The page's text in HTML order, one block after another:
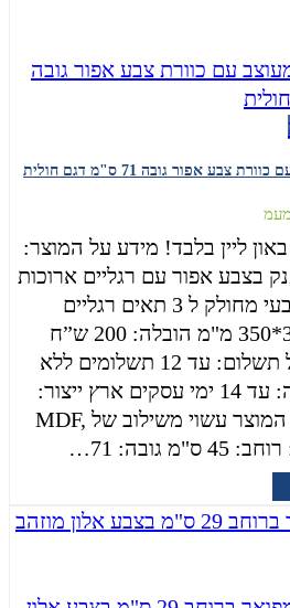
צבע אפור גובה 71 ס"מ דגם חולית
ליין בלבד! מידע על המוצר:
בצבע אפור עם רגליים ארוכות
בצבע אלון טבעי מחולק ל 3 תאים רגליים
עשויים עץ 35*350 מ"מ הובלה: 200 ש”ח
ישולם למוביל תשלום: עד 12 תשלומים ללא
ריבית אספקה: עד 14 ימי עסקים ארץ ייצור:
טאיוון חומר: המוצר עשוי משילוב של MDF,